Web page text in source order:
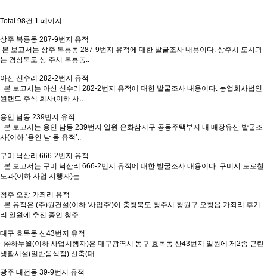
Total 98건 1 페이지
상주 복룡동 287-9번지 유적
본 보고서는 상주 복룡동 287-9번지 유적에 대한 발굴조사 내용이다. 상주시 도시과
는 경상북도 상 주시 복룡동..
아산 신수리 282-2번지 유적
본 보고서는 아산 신수리 282-2번지 유적에 대한 발굴조사 내용이다. 농업회사법인
원랜드 주식 회사(이하 사..
용인 남동 239번지 유적
본 보고서는 용인 남동 239번지 일원 은화삼지구 공동주택부지 내 매장유산 발굴조
사(이하 ‘용인 남 동 유적’..
구미 낙산리 666-2번지 유적
본 보고서는 구미 낙산리 666-2번지 유적에 대한 발굴조사 내용이다. 구미시 도로철
도과(이하 사업 시행자)는..
청주 오창 가좌리 유적
본 유적은 (주)원건설(이하 '사업주')이 충청북도 청주시 청원구 오창읍 가좌리.후기
리 일원에 추진 중인 청주..
대구 효목동 산43번지 유적
㈜하누월(이하 사업시행자)은 대구광역시 동구 효목동 산43번지 일원에 제2종 근린
생활시설(일반음식점) 신축(대..
광주 태전동 39-9번지 유적